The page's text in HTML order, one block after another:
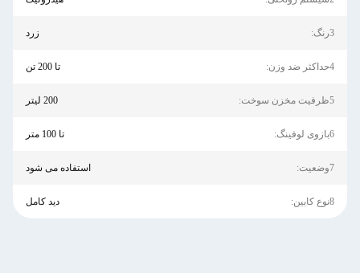
3رنگ: زرد
4حداکثر ضد وزن: تا 200 تن
5ظرفیت مخزن سوخت: 200 لیتر
6بازوی لوفینگ: تا 100 متر
7وضعیت: استفاده می شود
8نوع کابین: دید کامل